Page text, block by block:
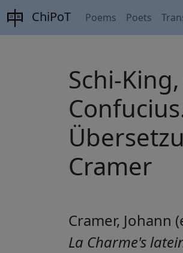
ChiPoT Poems Poets
Schi-
Cramer
Cramer, Johann
La Charme's